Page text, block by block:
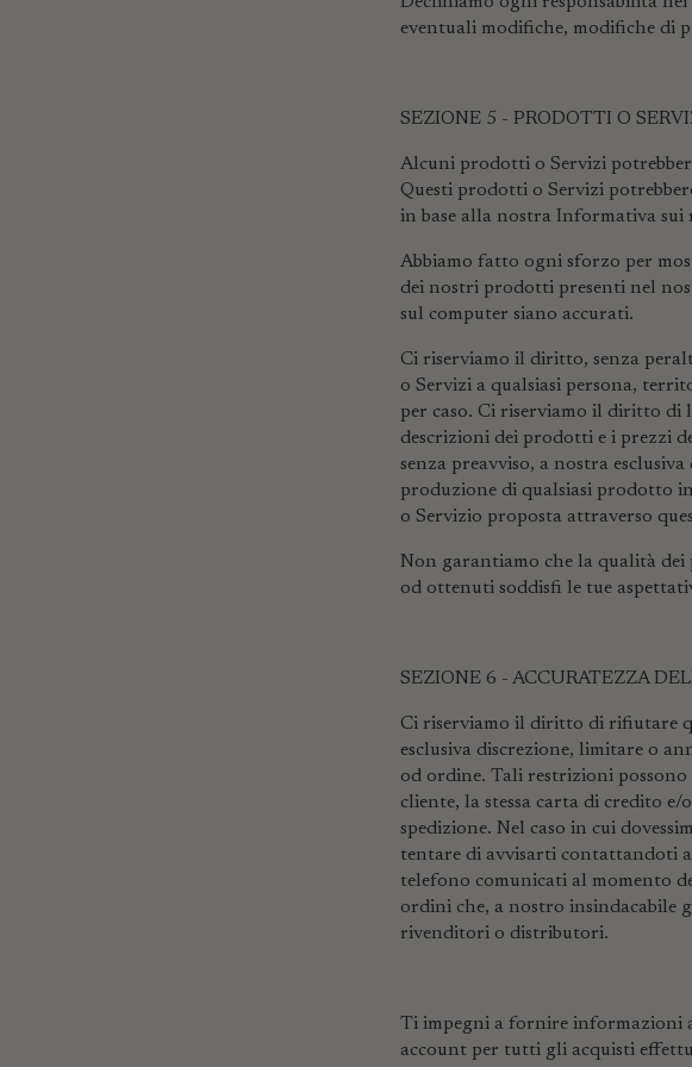
eventuali modifiche, modifiche di
SEZIONE 5 - PRODOTTI O
Alcuni prodotti o Servizi
Questi prodotti o Servizi
in base alla nostra Informativa sui
Abbiamo fatto ogni sforzo per
dei nostri prodotti presenti nel
sul computer siano accurati.
Ci riserviamo il diritto, senza
o Servizi a qualsiasi persona,
per caso. Ci riserviamo il diritto
descrizioni dei prodotti e i prezzi
senza preavviso, a nostra
produzione di qualsiasi prodotto
o Servizio proposta attraverso
Non garantiamo che la qualità
od ottenuti soddisfi le tue
SEZIONE 6 - ACCURATEZZA
Ci riserviamo il diritto di rifiutare
esclusiva discrezione, limitare o
od ordine. Tali restrizioni
cliente, la stessa carta di credito
spedizione. Nel caso in cui
tentare di avvisarti contattandoti
telefono comunicati al momento
ordini che, a nostro insindacabile
rivenditori o distributori.
Ti impegni a fornire informazioni
account per tutti gli acquisti